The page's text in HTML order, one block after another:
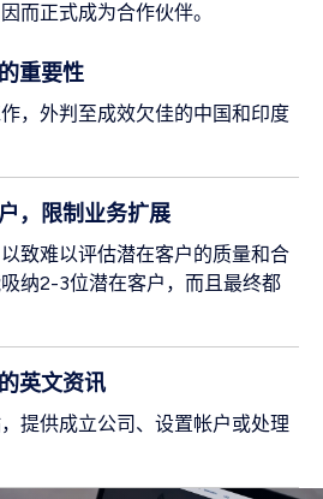
而正式成为合作伙伴。
重要性
，外判至成效欠佳的中国和印度
，限制业务扩展
致难以评估潜在客户的质量和合
纳2-3位潜在客户，而且最终都
英文资讯
提供成立公司、设置帐户或处理